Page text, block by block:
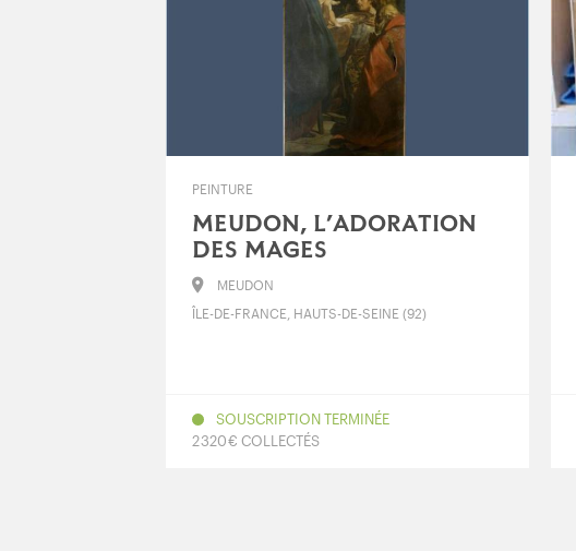
PEINTURE
MEUDON, L’ADORATION
DES MAGES
MEUDON
ÎLE-DE-FRANCE, HAUTS-DE-SEINE (92)
SOUSCRIPTION TERMINÉE
2 320 € COLLECTÉS